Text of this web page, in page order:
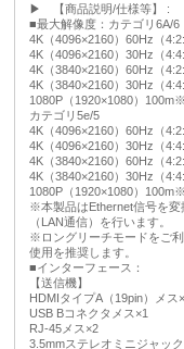
▶ 【商品説明/仕様等】
■最大解像度：カテゴリ6A/6
4K（4096×2160）60Hz（
4K（4096×2160）30Hz（
4K（3840×2160）60Hz（
4K（3840×2160）30Hz（
1080P（1920×1080）
カテゴリ5e/5
4K（4096×2160）60Hz（
4K（4096×2160）30Hz（
4K（3840×2160）60Hz（
4K（3840×2160）30Hz（
1080P（1920×1080）
※本製品はEthernet信号を変
（LAN通信）を行います。
※ロングリーチモードをご
使用を推奨します。
■インターフェース：
【送信機】
HDMIタイプA（19pin）メス
USB Bコネクタメス×1
RJ-45メス×2
3.5mmステレオミニジャッ